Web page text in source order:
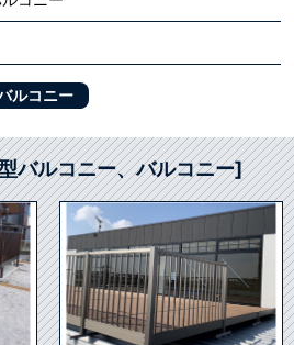
ルコニー
バルコニー、バルコニー]